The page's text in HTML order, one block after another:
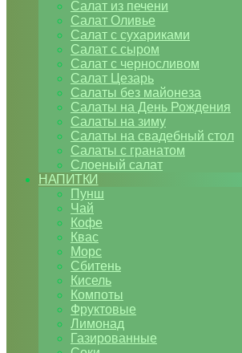
Салат из печени
Салат Оливье
Салат с сухариками
Салат с сыром
Салат с черносливом
Салат Цезарь
Салаты без майонеза
Салаты на День Рождения
Салаты на зиму
Салаты на свадебный стол
Салаты с гранатом
Слоеный салат
НАПИТКИ
Пунш
Чай
Кофе
Квас
Морс
Сбитень
Кисель
Компоты
Фруктовые
Лимонад
Газированные